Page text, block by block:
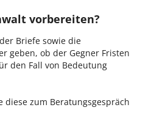
vorbereiten?
Briefe sowie die
geben, ob der Gegner Fristen
den Fall von Bedeutung
zum Beratungsgespräch